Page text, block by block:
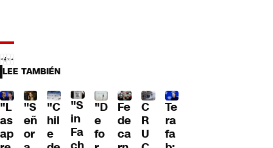
LEE TAMBIÉN
"L
as
ap
"S
eñ
or
"C
hil
e
"S
in
Fa
"D
e
fo
Fe
de
ca
C
R
U
Te
ra
fa